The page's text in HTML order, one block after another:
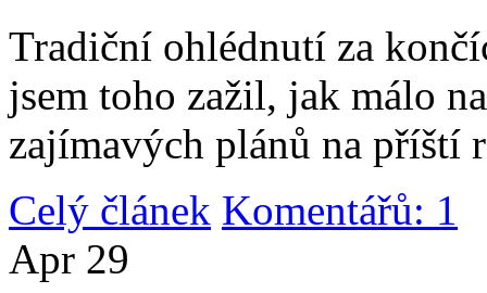
Tradiční ohlédnutí za
jsem toho zažil, jak málo
zajímavých plánů na příští
Celý článek Komentářů: 1
Apr 29